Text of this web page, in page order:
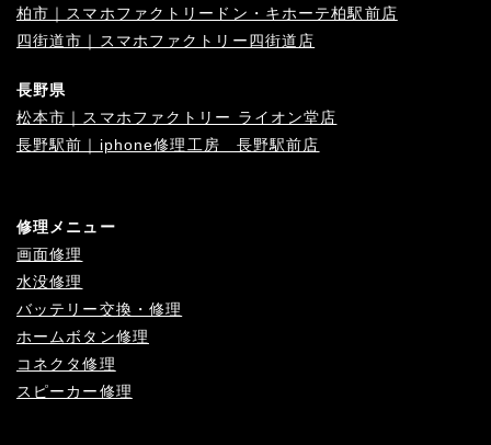
柏市｜スマホファクトリードン・キホーテ柏駅前店
四街道市｜スマホファクトリー四街道店
長野県
松本市｜スマホファクトリー ライオン堂店
長野駅前｜iphone修理工房 長野駅前店
修理メニュー
画面修理
水没修理
バッテリー交換・修理
ホームボタン修理
コネクタ修理
スピーカー修理